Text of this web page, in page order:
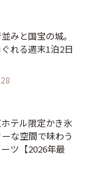
みと国宝の城。
れる週末1泊2日
テル限定かき氷
な空間で味わう
ツ【2026年最